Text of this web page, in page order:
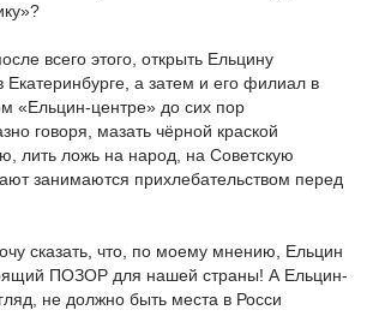
всего этого, открыть Ельцину
а затем и его филиал в
«Ельцин-центре» до сих пор
говоря, мазать чёрной краской
лить ложь на народ, на Советскую
занимаются прихлебательством перед
сказать, что, по моему мнению, Ельцин
ПОЗОР для нашей страны! А Ельцин-
не должно быть места в Росси